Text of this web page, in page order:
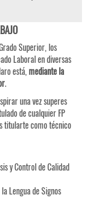
Superior, los
Laboral en diversas
está,mediante la
.
una vez superes
de cualquier FP
titularte como técnico
y Control de Calidad
Lengua de Signos